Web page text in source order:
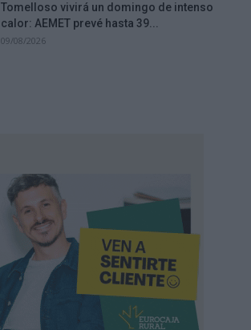
Tomelloso vivirá un domingo de intenso
calor: AEMET prevé hasta 39...
09/08/2026